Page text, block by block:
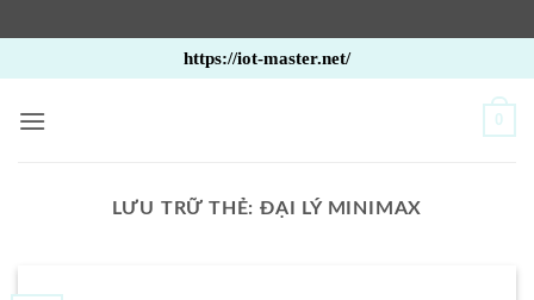
qua
nội
https://iot-master.net/
0
LƯU TRỮ THẺ:ĐẠI LÝ MINIMAX